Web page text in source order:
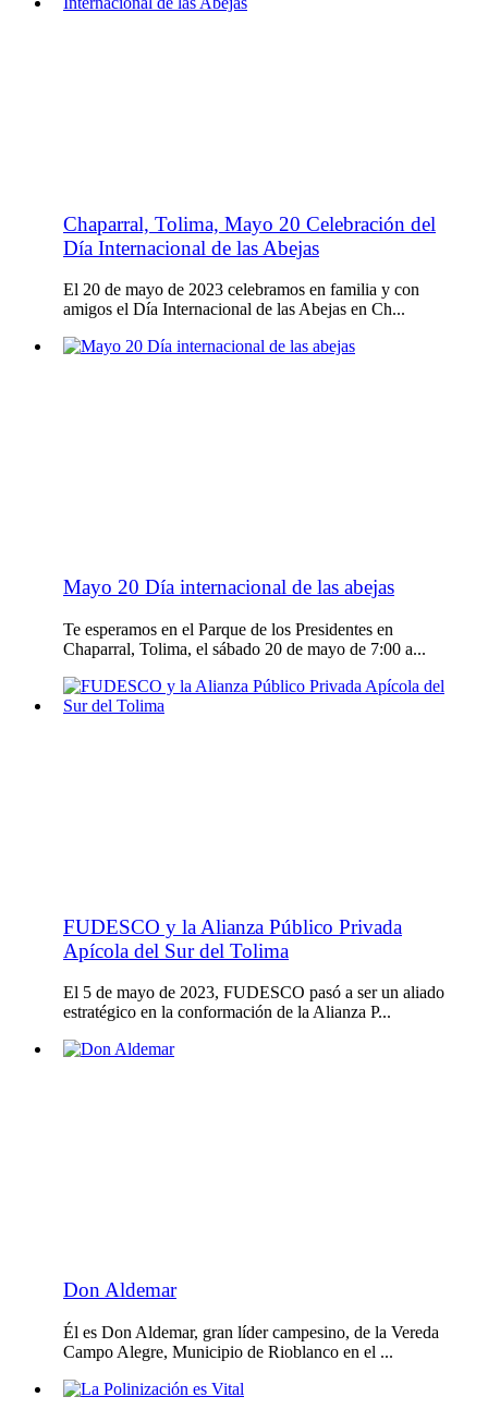
Chaparral, Tolima, Mayo 20 Celebración del
Día Internacional de las Abejas
El 20 de mayo de 2023 celebramos en familia y con
amigos el Día Internacional de las Abejas en Ch...
Mayo 20 Día internacional de las abejas
Te esperamos en el Parque de los Presidentes en
Chaparral, Tolima, el sábado 20 de mayo de 7:00 a...
FUDESCO y la Alianza Público Privada
Apícola del Sur del Tolima
El 5 de mayo de 2023, FUDESCO pasó a ser un aliado
estratégico en la conformación de la Alianza P...
Don Aldemar
Él es Don Aldemar, gran líder campesino, de la Vereda
Campo Alegre, Municipio de Rioblanco en el ...